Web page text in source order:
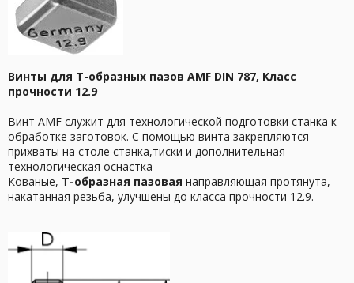
Винты для T-образных пазов AMF DIN 787, Класс
прочности 12.9
Винт AMF служит для технологической подготовки станка к
обработке заготовок. С помощью винта закрепляются
прихваты на столе станка,тиски и дополнительная
технологическая оснастка
Кованые, T-образная пазовая направляющая протянута,
накатанная резьба, улучшены до класса прочности 12.9.